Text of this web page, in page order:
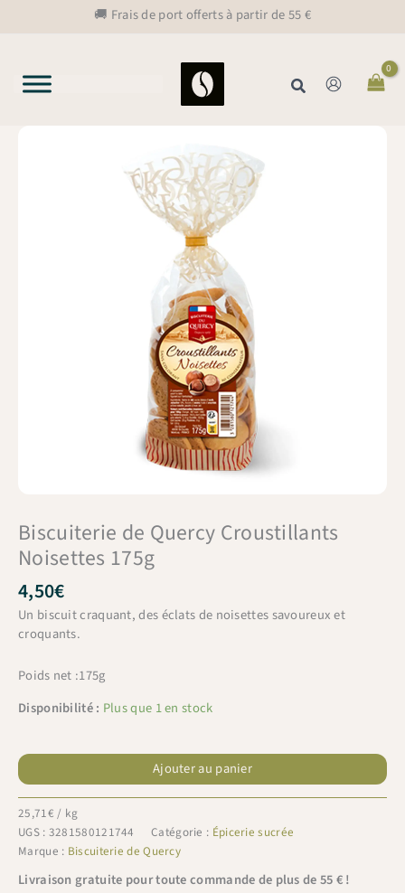
🚚 Frais de port offerts à partir de 55 €
Rechercher
Biscuiterie de Quercy Croustillants
Noisettes 175g
4,50€
Un biscuit craquant, des éclats de noisettes savoureux et
croquants.
Poids net :175g
Disponibilité : Plus que 1 en stock
de
Biscuiterie
de
Quercy
Croustillants
Noisettes
175g
Ajouter au panier
25,71€ / kg
UGS : 3281580121744 Catégorie : Épicerie sucrée
Marque : Biscuiterie de Quercy
Livraison gratuite pour toute commande de plus de 55 € !